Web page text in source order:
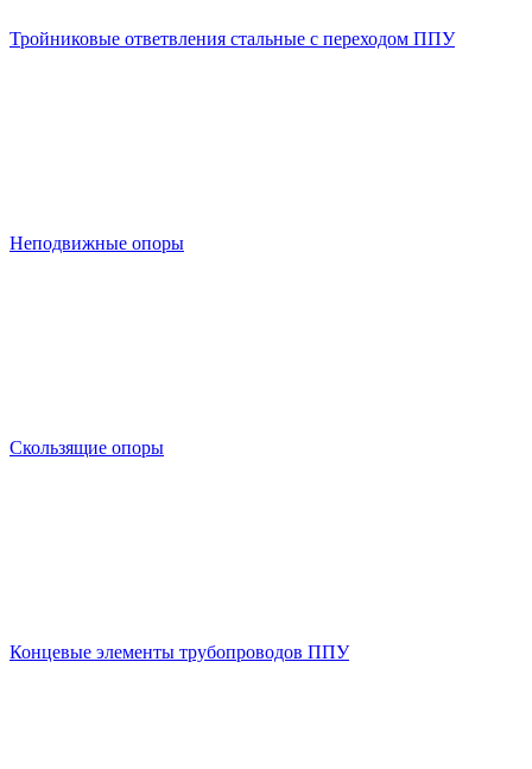
Тройниковые ответвления стальные с переходом ППУ
Неподвижные опоры
Скользящие опоры
Концевые элементы трубопроводов ППУ